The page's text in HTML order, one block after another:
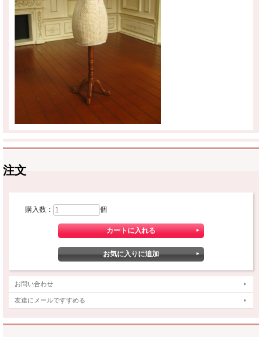
注文
購入数： 個
お問い合わせ
友達にメールですすめる